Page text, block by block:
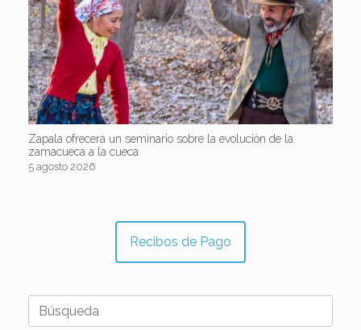
Zapala ofrecerá un seminario sobre la evolución de la
zamacueca a la cueca
5 agosto 2026
Recibos de Pago
Buscar: